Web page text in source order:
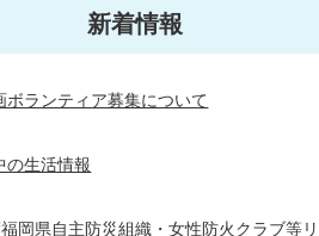
新着情報
ボランティア募集について
の生活情報
岡県自主防災組織・女性防火クラブ等